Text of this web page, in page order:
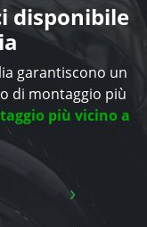
disponibile
garantiscono un
di montaggio più
più vicino a
›